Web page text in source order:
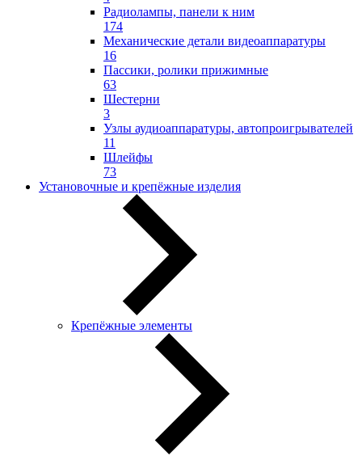
Радиолампы, панели к ним
174
Механические детали видеоаппаратуры
16
Пассики, ролики прижимные
63
Шестерни
3
Узлы аудиоаппаратуры, автопроигрывателей
11
Шлейфы
73
Установочные и крепёжные изделия
Крепёжные элементы